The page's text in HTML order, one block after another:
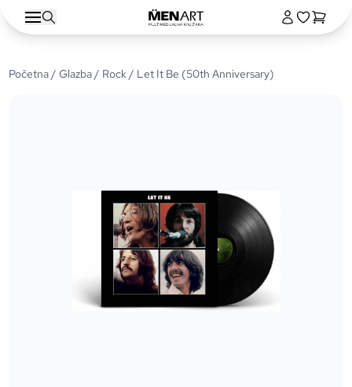
Početna/Glazba/ Rock/ Let It Be (50th Anniversary)